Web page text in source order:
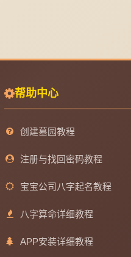
帮助中心
创建墓园教程
注册与找回密码教程
宝宝公司八字起名教程
八字算命详细教程
APP安装详细教程